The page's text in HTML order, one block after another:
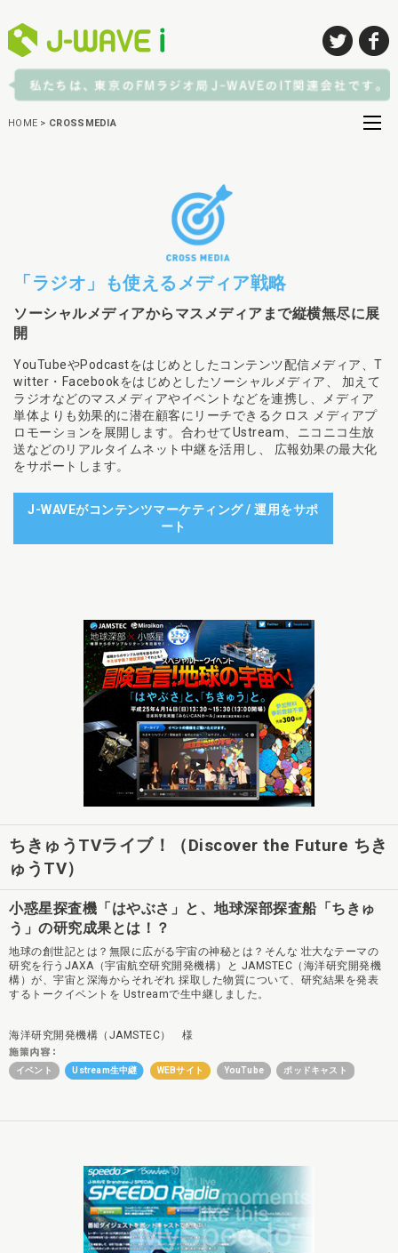
HOME > CROSSMEDIA
「ラジオ」も使えるメディア戦略
ソーシャルメディアからマスメディアまで縦横無尽に展
開
YouTubeやPodcastをはじめとしたコンテンツ配信メディア、T
witter・Facebookをはじめとしたソーシャルメディア、 加えて
ラジオなどのマスメディアやイベントなどを連携し、メディア
単体よりも効果的に潜在顧客にリーチできるクロス メディアプ
ロモーションを展開します。合わせてUstream、ニコニコ生放
送などのリアルタイムネット中継を活用し、 広報効果の最大化
をサポートします。
J-WAVEがコンテンツマーケティング / 運用をサポ
ート
ちきゅうTVライブ！（Discover the Future ちき
ゅうTV）
小惑星探査機「はやぶさ」と、地球深部探査船「ちきゅ
う」の研究成果とは！？
地球の創世記とは？無限に広がる宇宙の神秘とは？そんな 壮大なテーマの
研究を行うJAXA（宇宙航空研究開発機構）と JAMSTEC（海洋研究開発機
構）が、宇宙と深海からそれぞれ 採取した物質について、研究結果を発表
するトークイベントを Ustreamで生中継しました。
海洋研究開発機構（JAMSTEC） 様
イベント Ustream生中継 WEBサイト YouTube ポッドキャスト